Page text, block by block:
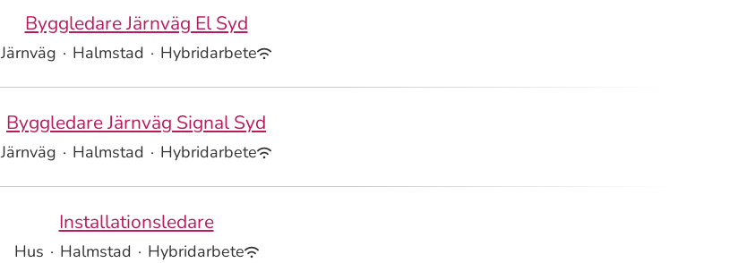
Byggledare Järnväg El Syd
Järnväg · Halmstad · Hybridarbete
Byggledare Järnväg Signal Syd
Järnväg · Halmstad · Hybridarbete
Installationsledare
Hus · Halmstad · Hybridarbete